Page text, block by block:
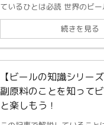
ているひとは必読 世界のビー
続きを見る
【ビールの知識シリー
副原料のことを知って
と楽しもう！